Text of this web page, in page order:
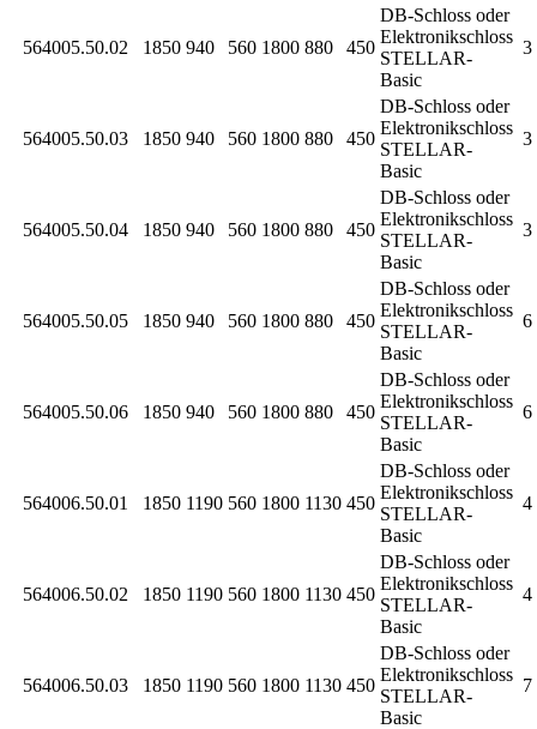
564005.50.02 1850 940 560 1800 880 450
DB-Schloss oder
Elektronikschloss
STELLAR-
Basic
3
564005.50.03 1850 940 560 1800 880 450
DB-Schloss oder
Elektronikschloss
STELLAR-
Basic
3
564005.50.04 1850 940 560 1800 880 450
DB-Schloss oder
Elektronikschloss
STELLAR-
Basic
3
564005.50.05 1850 940 560 1800 880 450
DB-Schloss oder
Elektronikschloss
STELLAR-
Basic
6
564005.50.06 1850 940 560 1800 880 450
DB-Schloss oder
Elektronikschloss
STELLAR-
Basic
6
564006.50.01 1850 1190 560 1800 1130 450
DB-Schloss oder
Elektronikschloss
STELLAR-
Basic
4
564006.50.02 1850 1190 560 1800 1130 450
DB-Schloss oder
Elektronikschloss
STELLAR-
Basic
4
564006.50.03 1850 1190 560 1800 1130 450
DB-Schloss oder
Elektronikschloss
STELLAR-
Basic
7